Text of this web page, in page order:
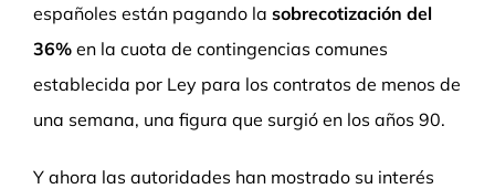
españoles están pagando la sobrecotización del
36% en la cuota de contingencias comunes
establecida por Ley para los contratos de menos de
una semana, una figura que surgió en los años 90.
Y ahora las autoridades han mostrado su interés